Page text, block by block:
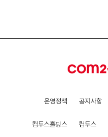
운영정책 공지사항
컴투스홀딩스 컴투스